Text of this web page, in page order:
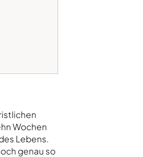
Wochen
Lebens.
genau so